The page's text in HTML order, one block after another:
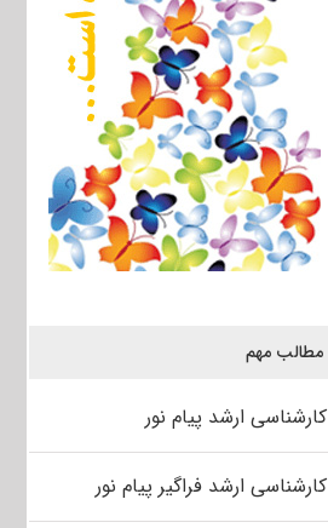
مطالب مهم
کارشناسی ارشد پیام نور
کارشناسی ارشد فراگیر پیام نور